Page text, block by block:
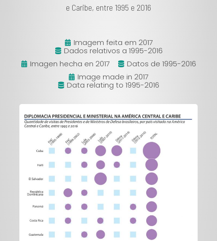
e Caribe, entre 1995 e 2016
Imagem feita em 2017
Dados relativos a 1995-2016
Imagen hecha en 2017
Datos de 1995-2016
Image made in 2017
Data relating to 1995-2016